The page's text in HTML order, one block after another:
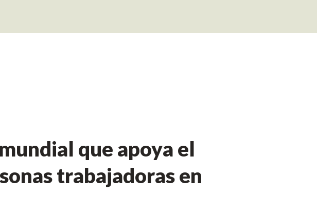
que apoya el
trabajadoras en